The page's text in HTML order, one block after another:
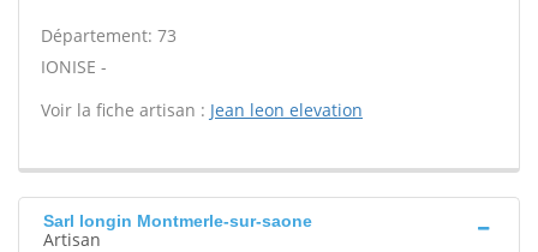
Département: 73
IONISE -
Voir la fiche artisan : Jean leon elevation
Sarl longin Montmerle-sur-saone
Artisan